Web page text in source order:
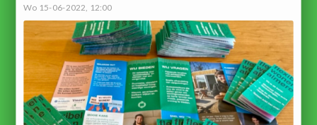
Wo 15-06-2022, 12:00